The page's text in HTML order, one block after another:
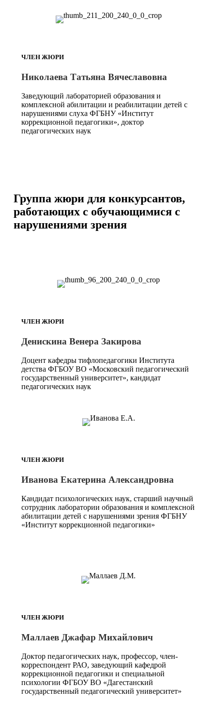
ЧЛЕН ЖЮРИ
Николаева Татьяна Вячеславовна
Заведующий лабораторией образования и
комплексной абилитации и реабилитации детей с
нарушениями слуха ФГБНУ «Институт
коррекционной педагогики», доктор
педагогических наук
Группа жюри для конкурсантов,
работающих с обучающимися с
нарушениями зрения
ЧЛЕН ЖЮРИ
Денискина Венера Закирова
Доцент кафедры тифлопедагогики Института
детства ФГБОУ ВО «Московский педагогический
государственный университет», кандидат
педагогических наук
ЧЛЕН ЖЮРИ
Иванова Екатерина Александровна
Кандидат психологических наук, старший научный
сотрудник лаборатории образования и комплексной
абилитации детей с нарушениями зрения ФГБНУ
«Институт коррекционной педагогики»
ЧЛЕН ЖЮРИ
Маллаев Джафар Михайлович
Доктор педагогических наук, профессор, член-
корреспондент РАО, заведующий кафедрой
коррекционной педагогики и специальной
психологии ФГБОУ ВО «Дагестанский
государственный педагогический университет»